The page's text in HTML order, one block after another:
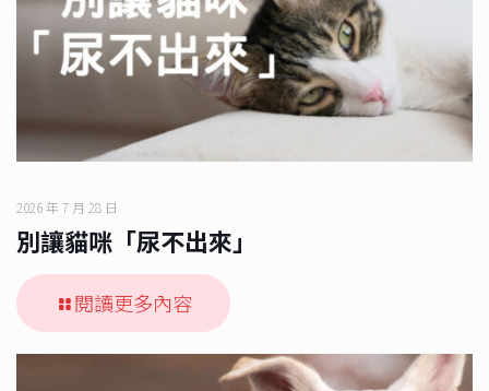
2026 年 7 月 28 日
別讓貓咪「尿不出來」
閱讀更多內容